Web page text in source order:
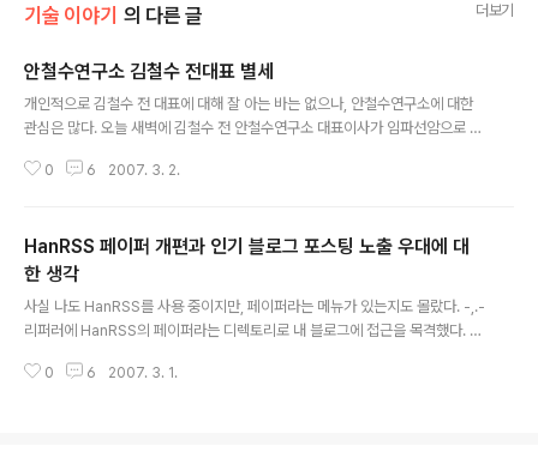
기술 이야기 의 다른 글 더보기
안철수연구소 김철수 전대표 별세
개인적으로 김철수 전 대표에 대해 잘 아는 바는 없으나, 안철수연구소에 대한
관심은 많다. 오늘 새벽에 김철수 전 안철수연구소 대표이사가 임파선암으로 별
0월에 일신상의 문제로 사퇴를 했었는데, 그 일신상의 사유가 심각한 건강상의
주주와 회사, 시장 고객을 만족시켜야 하는 역할의 중심에 선 대표이사는 누구
보다 고민과 걱정이 많은 편이다. 그래서 그 누구보다 회사의 대표는 자신의 건
강이 회사만큼이나 중요하다. 업무와 자신의 건강을 바꾸는 대표이사들을 종종
본다. 결과적으로 그것은..
0 6 2007. 3. 2.
HanRSS 페이퍼 개편과 인기 블로그 포스팅 노출 우대에 대
한 생각
사실 나도 HanRSS를 사용 중이지만, 페이퍼라는 메뉴가 있는지도 몰랐다. -,.-
리퍼러에 HanRSS의 페이퍼라는 디렉토리로 내 블로그에 접근을 목격했다. 처
그를 HanRSS로 구독을 했을 경우 타고 들어오는 경우가 대부분이었으나, 페
0 6 2007. 3. 1.